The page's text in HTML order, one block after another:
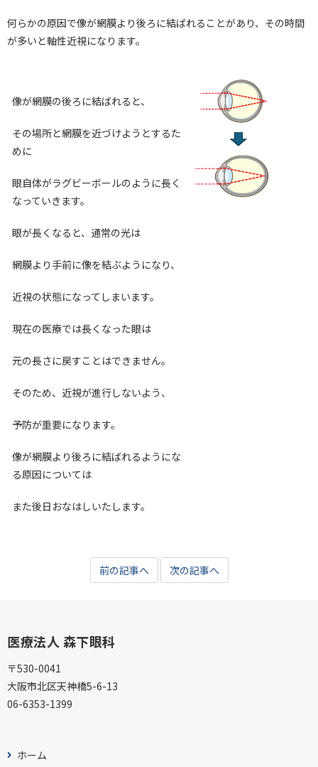
何らかの原因で像が網膜より後ろに結ばれることがあり、その時間
が多いと軸性近視になります。
像が網膜の後ろに結ばれると、
その場所と網膜を近づけようとするた
めに
眼自体がラグビーボールのように長く
なっていきます。
眼が長くなると、通常の光は
網膜より手前に像を結ぶようになり、
近視の状態になってしまいます。
現在の医療では長くなった眼は
元の長さに戻すことはできません。
そのため、近視が進行しないよう、
予防が重要になります。
像が網膜より後ろに結ばれるようにな
る原因については
また後日おなはしいたします。
前の記事へ 次の記事へ
医療法人 森下眼科
〒530-0041
大阪市北区天神橋5-6-13
06-6353-1399
ホーム